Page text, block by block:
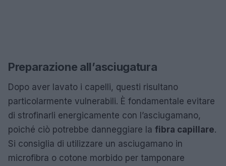
Preparazione all’asciugatura
Dopo aver lavato i capelli, questi risultano
particolarmente vulnerabili. È fondamentale evitare
di strofinarli energicamente con l’asciugamano,
poiché ciò potrebbe danneggiare la fibra capillare.
Si consiglia di utilizzare un asciugamano in
microfibra o cotone morbido per tamponare